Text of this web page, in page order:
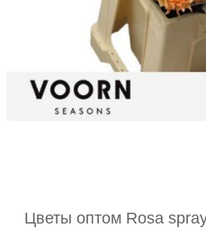
Цветы оптом Rosa